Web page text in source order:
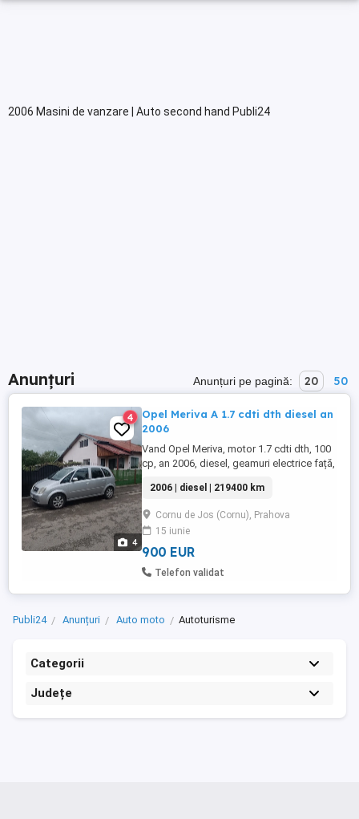
2006 Masini de vanzare | Auto second hand Publi24
Anunțuri Anunțuri pe pagină: 20 50
4
4
Opel Meriva A 1.7 cdti dth diesel an
2006
Vand Opel Meriva, motor 1.7 cdti dth, 100
cp, an 2006, diesel, geamuri electrice față,
șofer defectă.
2006 | diesel | 219400 km
Cornu de Jos (Cornu), Prahova
15 iunie
900 EUR
Telefon validat
Publi24 Anunțuri Auto moto Autoturisme
Categorii
Județe